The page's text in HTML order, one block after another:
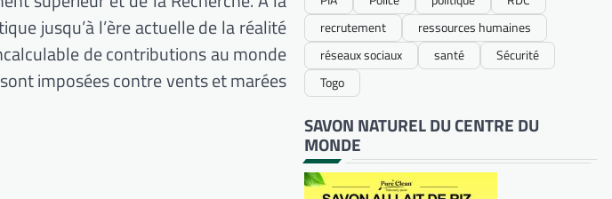
jusqu’à l’ère actuelle de la réalité
de contributions au monde
imposées contre vents et marées
recrutement
ressources humaines
réseaux sociaux
santé
Sécurité
Togo
SAVON NATUREL DU CENTRE DU
MONDE